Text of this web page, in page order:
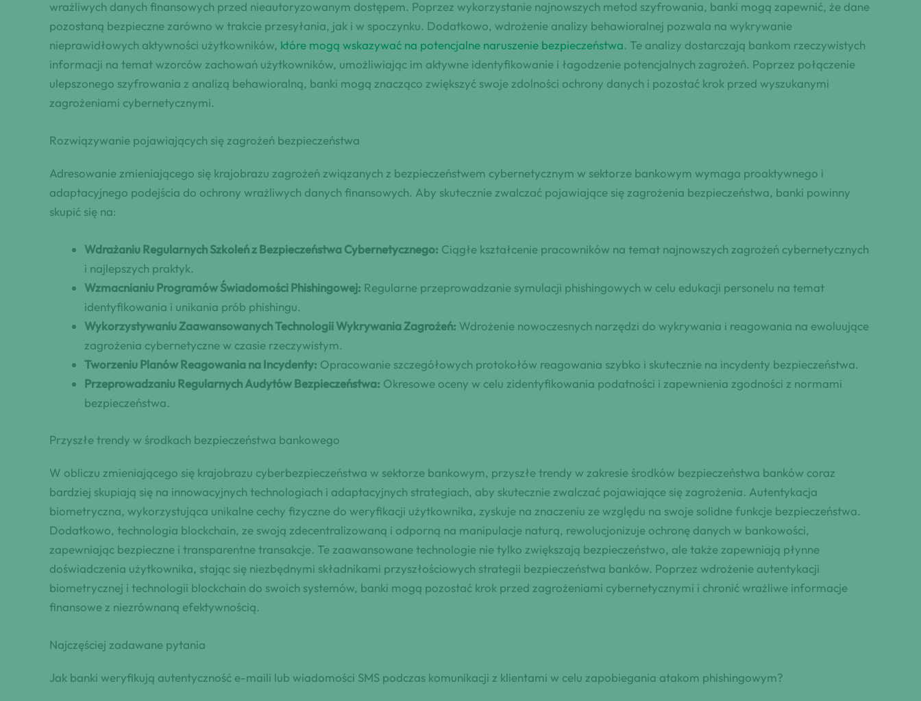
wrażliwych danych finansowych przed nieautoryzowanym dostępem. Poprzez wykorzystanie najnowszych metod szyfrowania, banki mogą zapewnić, że dane
pozostaną bezpieczne zarówno w trakcie przesyłania, jak i w spoczynku. Dodatkowo, wdrożenie analizy behawioralnej pozwala na wykrywanie
nieprawidłowych aktywności użytkowników, które mogą wskazywać na potencjalne naruszenie bezpieczeństwa. Te analizy dostarczają bankom rzeczywistych
informacji na temat wzorców zachowań użytkowników, umożliwiając im aktywne identyfikowanie i łagodzenie potencjalnych zagrożeń. Poprzez połączenie
ulepszonego szyfrowania z analizą behawioralną, banki mogą znacząco zwiększyć swoje zdolności ochrony danych i pozostać krok przed wyszukanymi
zagrożeniami cybernetycznymi.
Rozwiązywanie pojawiających się zagrożeń bezpieczeństwa
Adresowanie zmieniającego się krajobrazu zagrożeń związanych z bezpieczeństwem cybernetycznym w sektorze bankowym wymaga proaktywnego i
adaptacyjnego podejścia do ochrony wrażliwych danych finansowych. Aby skutecznie zwalczać pojawiające się zagrożenia bezpieczeństwa, banki powinny
skupić się na:
Wdrażaniu Regularnych Szkoleń z Bezpieczeństwa Cybernetycznego: Ciągłe kształcenie pracowników na temat najnowszych zagrożeń cybernetycznych
i najlepszych praktyk.
Wzmacnianiu Programów Świadomości Phishingowej: Regularne przeprowadzanie symulacji phishingowych w celu edukacji personelu na temat
identyfikowania i unikania prób phishingu.
Wykorzystywaniu Zaawansowanych Technologii Wykrywania Zagrożeń: Wdrożenie nowoczesnych narzędzi do wykrywania i reagowania na ewoluujące
zagrożenia cybernetyczne w czasie rzeczywistym.
Tworzeniu Planów Reagowania na Incydenty: Opracowanie szczegółowych protokołów reagowania szybko i skutecznie na incydenty bezpieczeństwa.
Przeprowadzaniu Regularnych Audytów Bezpieczeństwa: Okresowe oceny w celu zidentyfikowania podatności i zapewnienia zgodności z normami
bezpieczeństwa.
Przyszłe trendy w środkach bezpieczeństwa bankowego
W obliczu zmieniającego się krajobrazu cyberbezpieczeństwa w sektorze bankowym, przyszłe trendy w zakresie środków bezpieczeństwa banków coraz
bardziej skupiają się na innowacyjnych technologiach i adaptacyjnych strategiach, aby skutecznie zwalczać pojawiające się zagrożenia. Autentykacja
biometryczna, wykorzystująca unikalne cechy fizyczne do weryfikacji użytkownika, zyskuje na znaczeniu ze względu na swoje solidne funkcje bezpieczeństwa.
Dodatkowo, technologia blockchain, ze swoją zdecentralizowaną i odporną na manipulacje naturą, rewolucjonizuje ochronę danych w bankowości,
zapewniając bezpieczne i transparentne transakcje. Te zaawansowane technologie nie tylko zwiększają bezpieczeństwo, ale także zapewniają płynne
doświadczenia użytkownika, stając się niezbędnymi składnikami przyszłościowych strategii bezpieczeństwa banków. Poprzez wdrożenie autentykacji
biometrycznej i technologii blockchain do swoich systemów, banki mogą pozostać krok przed zagrożeniami cybernetycznymi i chronić wrażliwe informacje
finansowe z niezrównaną efektywnością.
Najczęściej zadawane pytania
Jak banki weryfikują autentyczność e-maili lub wiadomości SMS podczas komunikacji z klientami w celu zapobiegania atakom phishingowym?